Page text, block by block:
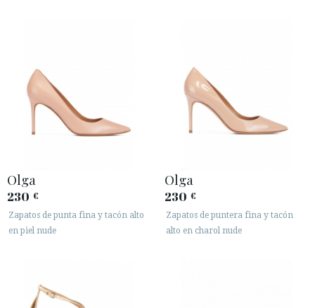
Olga
230 €
Zapatos de punta fina y tacón alto
en piel nude
Olga
230 €
Zapatos de puntera fina y tacón
alto en charol nude